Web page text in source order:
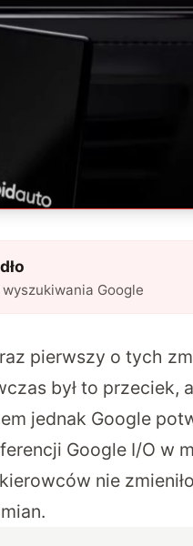
Google
pierwszy o tych
był to przeciek,
jednak Google
Google I/O w
nie